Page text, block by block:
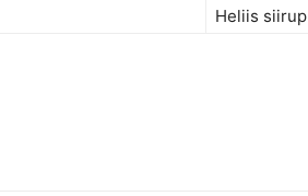
Heliis siirup